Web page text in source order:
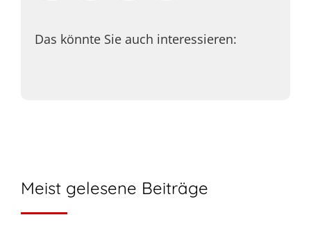
Das könnte Sie auch interessieren:
Meist gelesene Beiträge